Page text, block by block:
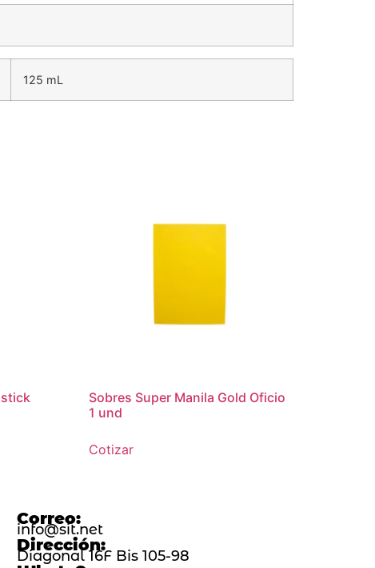
125 mL
Sobres Super Manila Gold Oficio
1 und
Cotizar
Correo:
info@sit.net
Dirección:
Diagonal 16F Bis 105-98